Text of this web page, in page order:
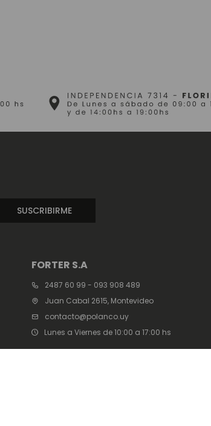
FORTER S.A
2487 60 99 - 093 908 489
Juan Cabal 2615, Montevideo
contacto@polanco.uy
Lunes a Viernes de 10:00 a 17:00 hs
SUSCRIBIRME